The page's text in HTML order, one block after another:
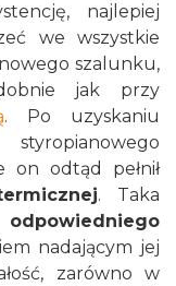
najlepiej
we wszystkie
szalunku,
jak przy
. Po uzyskaniu
odtąd pełnił
. Taka
odpowiedniego
nadającym jej
zarówno w